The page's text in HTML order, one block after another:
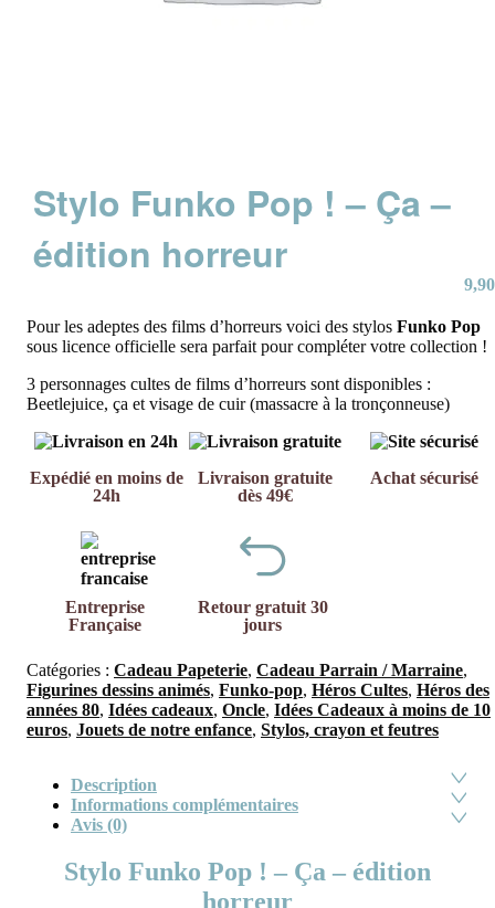
Stylo Funko Pop ! – Ça –
édition horreur
9,90
Pour les adeptes des films d’horreurs voici des stylos Funko Pop
sous licence officielle sera parfait pour compléter votre collection !
3 personnages cultes de films d’horreurs sont disponibles :
Beetlejuice, ça et visage de cuir (massacre à la tronçonneuse)
Expédié en moins de
24h
Livraison gratuite
dès 49€
Achat sécurisé
Entreprise
Française
Retour gratuit 30
jours
Catégories : Cadeau Papeterie, Cadeau Parrain / Marraine,
Figurines dessins animés, Funko-pop, Héros Cultes, Héros des
années 80, Idées cadeaux, Oncle, Idées Cadeaux à moins de 10
euros, Jouets de notre enfance, Stylos, crayon et feutres
Description
Informations complémentaires
Avis (0)
Stylo Funko Pop ! – Ça – édition
horreur